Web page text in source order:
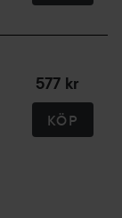
577 kr
KÖP